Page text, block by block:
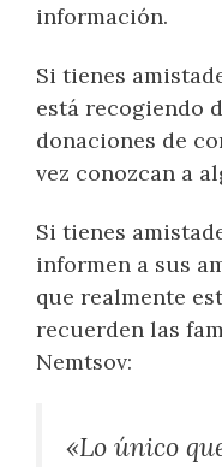
información.
Si tienes
está recogiendo
donaciones de
vez conozcan a
Si tienes
informen a sus
que realmente
recuerden las
Nemtsov:
«Lo único